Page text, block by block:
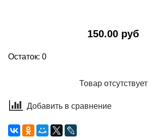
150.00 руб
Остаток: 0
Товар отсутствует
Добавить в сравнение